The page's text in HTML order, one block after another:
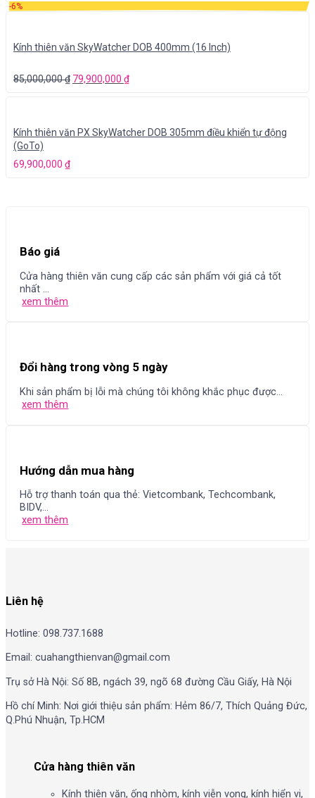
-6%
Kính thiên văn SkyWatcher DOB 400mm (16 Inch)
85,000,000₫ 79,900,000 ₫
Kính thiên văn PX SkyWatcher DOB 305mm điều khiển tự động
(GoTo)
69,900,000 ₫
Báo giá
Cửa hàng thiên văn cung cấp các sản phẩm với giá cả tốt
nhất ...
xem thêm
Đổi hàng trong vòng 5 ngày
Khi sản phẩm bị lỗi mà chúng tôi không khắc phục được...
xem thêm
Hướng dẫn mua hàng
Hỗ trợ thanh toán qua thẻ: Vietcombank, Techcombank,
BIDV,...
xem thêm
Liên hệ
Hotline: 098.737.1688
Email: cuahangthienvan@gmail.com
Trụ sở Hà Nội: Số 8B, ngách 39, ngõ 68 đường Cầu Giấy, Hà Nội
Hồ chí Minh: Nơi giới thiệu sản phẩm: Hẻm 86/7, Thích Quảng Đức,
Q.Phú Nhuận, Tp.HCM
Cửa hàng thiên văn
Kính thiên văn, ống nhòm, kính viễn vọng, kính hiển vi,